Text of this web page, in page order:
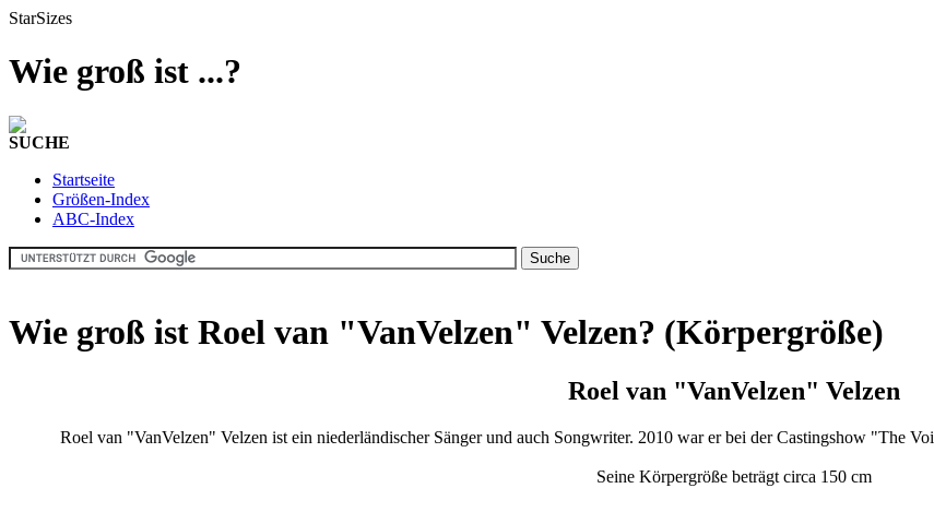
StarSizes
Wie groß ist ...?
SUCHE
Startseite
Größen-Index
ABC-Index
Wie groß ist Roel van "VanVelzen" Velzen? (Körpergröße)
Roel van "VanVelzen" Velzen
Roel van "VanVelzen" Velzen ist ein niederländischer Sänger und auch Songwriter. 2010 war er bei der Castingshow "The
Seine Körpergröße beträgt circa 150 cm